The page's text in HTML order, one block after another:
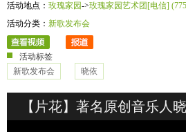
活动地点： 玫瑰家园->玫瑰家园艺术团[电信]
活动分类： 新歌发布会
活动标签
新歌发布会
晓依
【片花】著名原创音乐人